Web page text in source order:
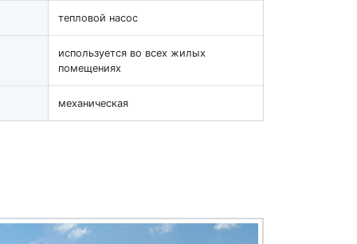
тепловой насос
используется во всех жилых
помещениях
механическая